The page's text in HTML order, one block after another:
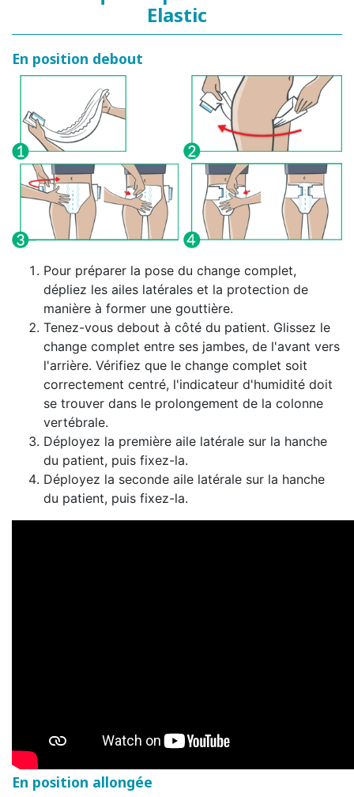
Elastic
En position debout
Pour préparer la pose du change complet,
dépliez les ailes latérales et la protection de
manière à former une gouttière.
Tenez-vous debout à côté du patient. Glissez le
change complet entre ses jambes, de l'avant vers
l'arrière. Vérifiez que le change complet soit
correctement centré, l'indicateur d'humidité doit
se trouver dans le prolongement de la colonne
vertébrale.
Déployez la première aile latérale sur la hanche
du patient, puis fixez-la.
Déployez la seconde aile latérale sur la hanche
du patient, puis fixez-la.
En position allongée